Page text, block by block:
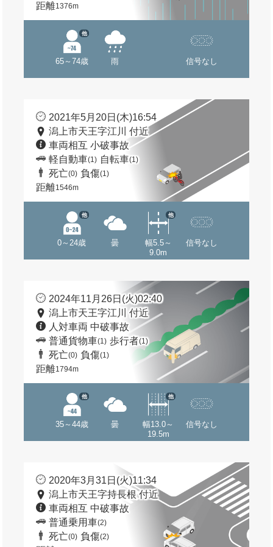
距離1376m
65～74歳
他
雨 信号なし
2021年5月20日(木)16:54
潟上市天王字江川 付近
車両相互 小破事故
軽自動車(1) 自転車(1)
死亡(0) 負傷(1)
距離1546m
0～24歳
他
曇
幅5.5～
9.0m
他
信号なし
2024年11月26日(火)02:40
潟上市天王字江川 付近
人対車両 中破事故
普通貨物車(1) 歩行者(1)
死亡(0) 負傷(1)
距離1794m
35～44歳
他
曇
幅13.0～
19.5m
他
信号なし
2020年3月31日(火)11:34
潟上市天王字持長根 付近
車両相互 中破事故
普通乗用車(2)
死亡(0) 負傷(2)